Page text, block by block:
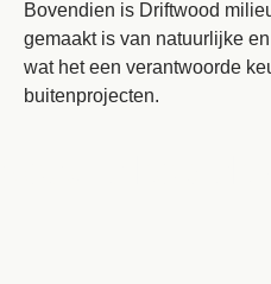
Bovendien is Driftwood
gemaakt is van natuurlijke
wat het een verantwoorde
buitenprojecten.